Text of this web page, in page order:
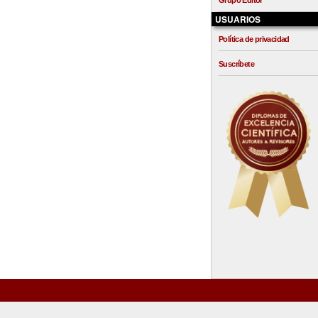
USUARIOS
Política de privacidad
Suscríbete